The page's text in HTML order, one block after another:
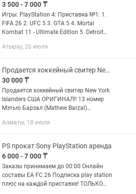
3 500 - 7 000 ₸
Игры: PlayStation 4: Приставка №1: 1.
FIFA 26 2. UFC 5 3. GTA 5 4. Mortal
Kombat 11 - Ultimate Edition 5. Detroit
Edition 7. NARUTO SHIPPUDEN: Ultimate
Атырау, 20 июля
Продается хоккейный свитер New York Islanders NHL США ОРИГИНАЛ!!
30 000 ₸
Продается хоккейный свитер New York
Islanders США ОРИГИНАЛ!! 13 номер
Мэтью Барзал (Mathew Barzal)
«Нью-Йорк Айлендерс». РАЗМЕР XL
Алматы, 18 июля
PS прокат Sony PlayStation аренда
6 000 - 7 000 ₸
Заказы принимаем до 00:00 Онлайн
составы EA FC 26 Подписка play station
плюс на каждой приставке! ТОЛЬКО